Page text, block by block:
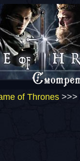
of Thrones >>>